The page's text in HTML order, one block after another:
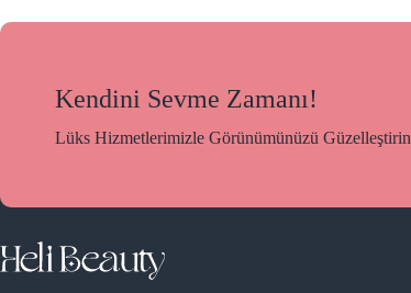
Kendini Sevme Zamanı!
Lüks Hizmetlerimizle Görünümünüzü Güzelleştirin